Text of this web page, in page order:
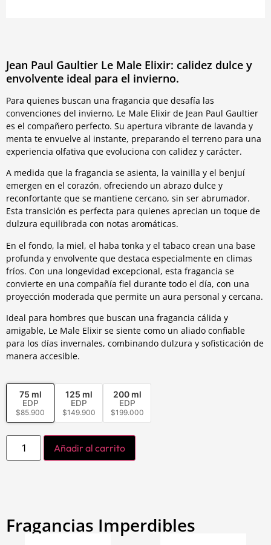
Jean Paul Gaultier Le Male Elixir: calidez dulce y
envolvente ideal para el invierno.
Para quienes buscan una fragancia que desafía las
convenciones del invierno, Le Male Elixir de Jean Paul Gaultier
es el compañero perfecto. Su apertura vibrante de lavanda y
menta te envuelve al instante, preparando el terreno para una
experiencia olfativa que evoluciona con calidez y carácter.
A medida que la fragancia se asienta, la vainilla y el benjuí
emergen en el corazón, ofreciendo un abrazo dulce y
reconfortante que se mantiene cercano, sin ser abrumador.
Esta transición es perfecta para quienes aprecian un toque de
dulzura equilibrada con notas aromáticas.
En el fondo, la miel, el haba tonka y el tabaco crean una base
profunda y envolvente que destaca especialmente en climas
fríos. Con una longevidad excepcional, esta fragancia se
convierte en una compañía fiel durante todo el día, con una
proyección moderada que permite un aura personal y cercana.
Ideal para hombres que buscan una fragancia cálida y
amigable, Le Male Elixir se siente como un aliado confiable
para los días invernales, combinando dulzura y sofisticación de
manera accesible.
75 ml
EDP
$85.900
125 ml
EDP
$149.900
200 ml
EDP
$199.000
Añadir al carrito
Fragancias Imperdibles